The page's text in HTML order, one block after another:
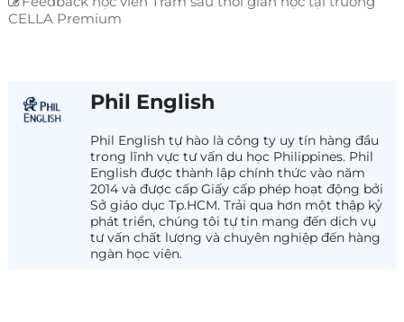
CELLA Premium
Phil English
Phil English tự hào là công ty uy tín hàng đầu
trong lĩnh vực tư vấn du học Philippines. Phil
English được thành lập chính thức vào năm
2014 và được cấp Giấy cấp phép hoạt động bởi
Sở giáo dục Tp.HCM. Trải qua hơn một thập kỷ
phát triển, chúng tôi tự tin mang đến dịch vụ
tư vấn chất lượng và chuyên nghiệp đến hàng
ngàn học viên.